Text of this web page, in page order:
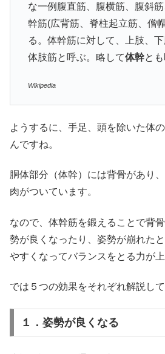
な一例腹直筋、腹横筋、腹斜
幹筋(広背筋、脊柱起立筋、僧
る。体幹筋に対して、上肢、
体肢筋と呼ぶ。略して体幹とも
Wikipedia
ようするに、手足、頭を除いた体
んですね。
胴体部分（体幹）には背骨があり
肉がついています。
なので、体幹筋を鍛えることで背
勢が良くなったり、姿勢が崩れた
やすくなってバランスをとる力が
では５つの効果をそれぞれ解説して
１．姿勢が良くなる